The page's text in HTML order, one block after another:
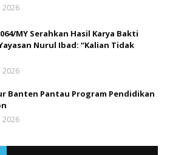
2026
MY Serahkan Hasil Karya Bakti
Nurul Ibad: “Kalian Tidak
2026
Banten Pantau Program Pendidikan
2026